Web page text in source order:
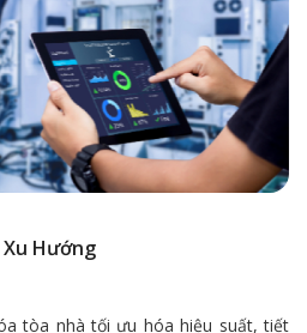
Hướng
tòa nhà tối ưu hóa hiệu suất, tiết